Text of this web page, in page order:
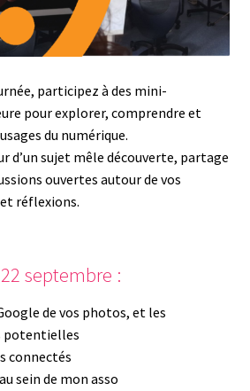
participez à des mini-
pour explorer, comprendre et
du numérique.
d’un sujet mêle découverte, partage
ouvertes autour de vos
réflexions.
septembre :
de vos photos, et les
potentielles
connectés
sein de mon asso